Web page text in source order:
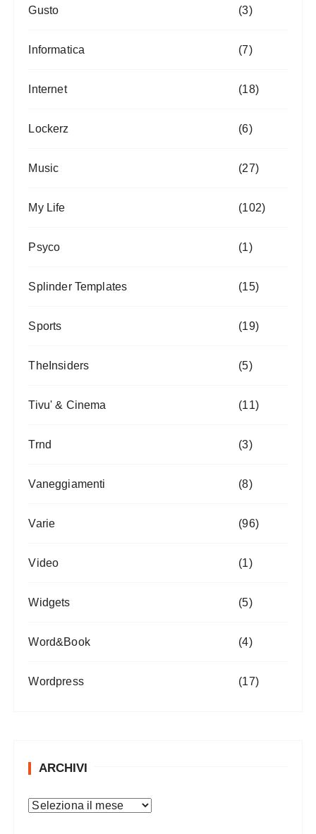
Gusto (3)
Informatica (7)
Internet (18)
Lockerz (6)
Music (27)
My Life (102)
Psyco (1)
Splinder Templates (15)
Sports (19)
TheInsiders (5)
Tivu' & Cinema (11)
Trnd (3)
Vaneggiamenti (8)
Varie (96)
Video (1)
Widgets (5)
Word&Book (4)
Wordpress (17)
ARCHIVI
A